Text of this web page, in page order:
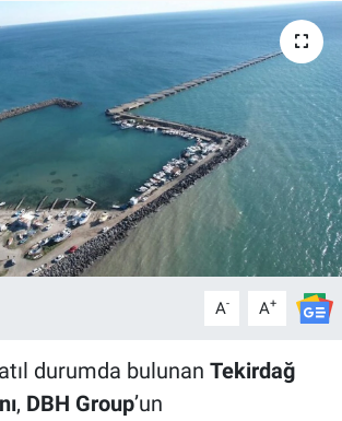
A- A+
durumda bulunan Tekirdağ
, DBH Group’un